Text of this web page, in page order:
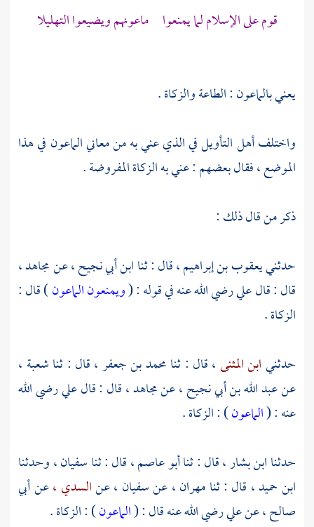
قوم على الإسلام لما يمنعوا ماعونهم ويضيعوا التهليلا
يعني بالماعون : الطاعة والزكاة .
واختلف أهل التأويل في الذي عني به من معاني الماعون في هذا
الموضع ، فقال بعضهم : عني به الزكاة المفروضة .
ذكر من قال ذلك :
حدثنييعقوب بن إبراهيم، قال : ثناابن أبي نجيح ،عنمجاهد،
قال : قالعليرضي الله عنه في قوله : (ويمنعون الماعون) قال :
الزكاة .
حدثنيابن المثنى، قال : ثنامحمد بن جعفر، قال : ثناشعبة ،
عنعبد الله بن أبي نجيح، عنمجاهد، قال : قالعليرضي الله
عنه : (الماعون) : الزكاة .
حدثناابن بشار، قال : ثناأبو عاصم، قال : ثناسفيان ،وحدثنا
ابن حميد، قال : ثنامهران، عنسفيان ، عنالسدي ،عنأبي
صالح ،عنعليرضي الله عنه قال : (الماعون) : الزكاة .